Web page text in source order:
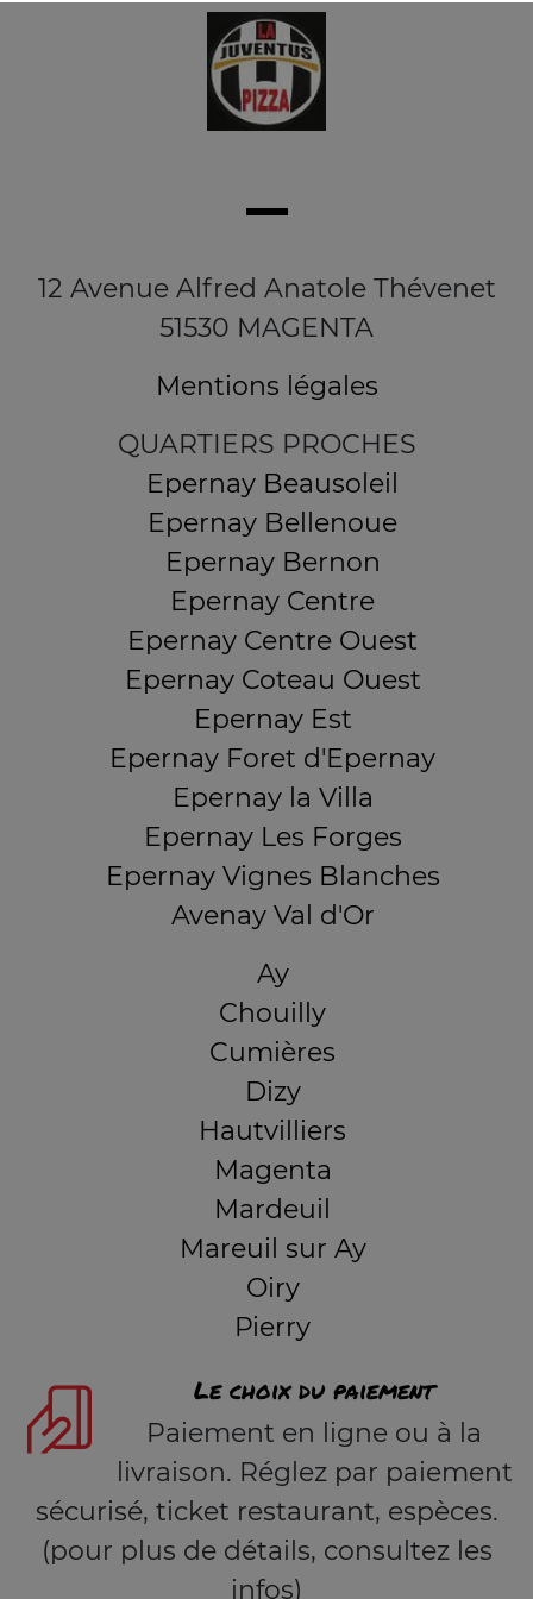
12 Avenue Alfred Anatole Thévenet
51530 MAGENTA
Mentions légales
QUARTIERS PROCHES
Epernay Beausoleil
Epernay Bellenoue
Epernay Bernon
Epernay Centre
Epernay Centre Ouest
Epernay Coteau Ouest
Epernay Est
Epernay Foret d'Epernay
Epernay la Villa
Epernay Les Forges
Epernay Vignes Blanches
Avenay Val d'Or
Ay
Chouilly
Cumières
Dizy
Hautvilliers
Magenta
Mardeuil
Mareuil sur Ay
Oiry
Pierry
Le choix du paiement
Paiement en ligne ou à la
livraison. Réglez par paiement
sécurisé, ticket restaurant, espèces.
(pour plus de détails, consultez les
infos)